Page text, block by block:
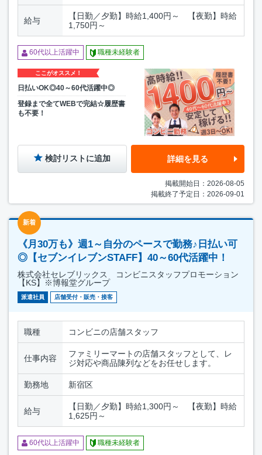
給与
【日勤／夕勤】時給1,400円～ 【夜勤】時給
1,750円～
60代以上活躍中 職種未経験者
ここがオススメ！
日払いOK◎40～60代活躍中◎
登録まで全てWEBで完結☆履歴書
も不要！
検討リストに追加 詳細を見る
掲載開始日：2026-08-05
掲載終了予定日：2026-09-01
新着
《月30万も》週1～自分のペースで勤務♪日払い可
◎【セブンイレブンSTAFF】40～60代活躍中！
株式会社セレブリックス コンビニスタッフプロモーション
【KS】※博報堂グループ
派遣社員 店舗受付・販売・接客
職種 コンビニの店舗スタッフ
仕事内容
ファミリーマートの店舗スタッフとして、レ
ジ対応や商品陳列などをお任せします。
勤務地 新宿区
給与
【日勤／夕勤】時給1,300円～ 【夜勤】時給
1,625円～
60代以上活躍中 職種未経験者